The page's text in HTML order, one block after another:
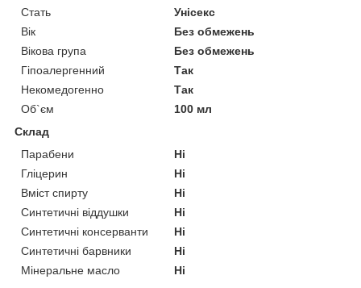
Стать
Унісекс
Вік
Без обмежень
Вікова група
Без обмежень
Гіпоалергенний
Так
Некомедогенно
Так
Об`єм
100 мл
Склад
Парабени
Ні
Гліцерин
Ні
Вміст спирту
Ні
Синтетичні віддушки
Ні
Синтетичні консерванти
Ні
Синтетичні барвники
Ні
Мінеральне масло
Ні